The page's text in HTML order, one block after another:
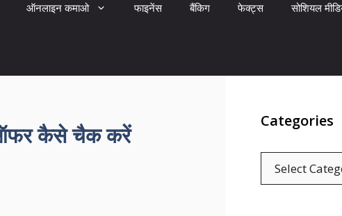
ऑनलाइन कमाओ फाइनेंस बैंकिग फेक्ट्स सोशियल
कैसे चैक करें
Categories